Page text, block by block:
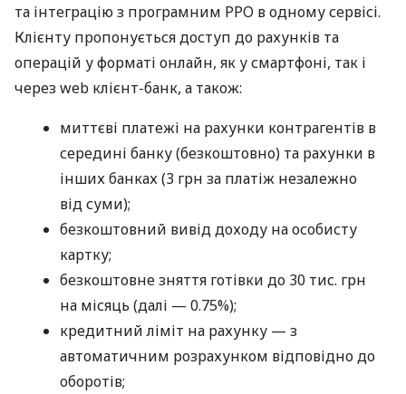
та інтеграцію з програмним РРО в одному сервісі.
Клієнту пропонується доступ до рахунків та
операцій у форматі онлайн, як у смартфоні, так і
через web клієнт-банк, а також:
миттєві платежі на рахунки контрагентів в
середині банку (безкоштовно) та рахунки в
інших банках (3 грн за платіж незалежно
від суми);
безкоштовний вивід доходу на особисту
картку;
безкоштовне зняття готівки до 30 тис. грн
на місяць (далі — 0.75%);
кредитний ліміт на рахунку — з
автоматичним розрахунком відповідно до
оборотів;